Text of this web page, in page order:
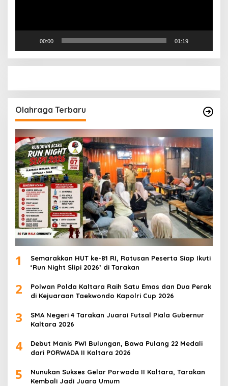
00:00 01:19
Olahraga Terbaru
1
Semarakkan HUT ke-81 RI, Ratusan Peserta Siap Ikuti
‘Run Night Slipi 2026’ di Tarakan
2
Polwan Polda Kaltara Raih Satu Emas dan Dua Perak
di Kejuaraan Taekwondo Kapolri Cup 2026
3
SMA Negeri 4 Tarakan Juarai Futsal Piala Gubernur
Kaltara 2026
4
Debut Manis PWI Bulungan, Bawa Pulang 22 Medali
dari PORWADA II Kaltara 2026
5
Nunukan Sukses Gelar Porwada II Kaltara, Tarakan
Kembali Jadi Juara Umum